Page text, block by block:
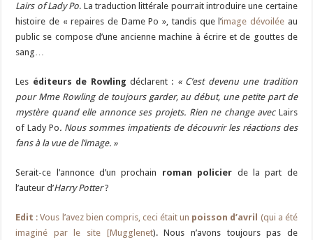
Lairs of Lady Po. La traduction littérale pourrait introduire une certaine
histoire de « repaires de Dame Po », tandis que l’image dévoilée au
public se compose d’une ancienne machine à écrire et de gouttes de
sang…
Les éditeurs de Rowlingdéclarent : « C’est devenu une tradition
pour Mme Rowling de toujours garder, au début, une petite part de
mystère quand elle annonce ses projets. Rien ne change avec Lairs
of Lady Po. Nous sommes impatients de découvrir les réactions des
fans à la vue de l’image. »
Serait-ce l’annonce d’un prochain roman policier de la part de
l’auteur d’Harry Potter?
Edit : Vous l’avez bien compris, ceci était un poisson d’avril (qui a été
imaginé par le site [Mugglenet). Nous n’avons toujours pas de